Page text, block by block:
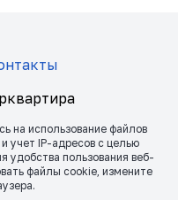
на использование файлов
учет IP-адресов с целью
удобства пользования веб-
файлы сookie, измените